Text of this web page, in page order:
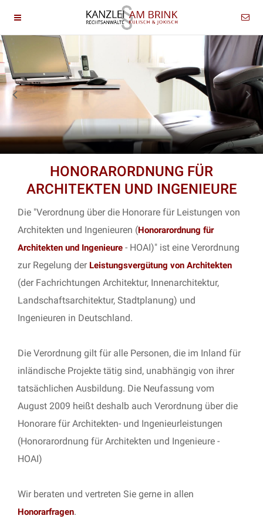
HONORARORDNUNG FÜR
ARCHITEKTEN UND INGENIEURE
Die "Verordnung über die Honorare für Leistungen von
Architekten und Ingenieuren (Honorarordnung für
Architekten und Ingenieure - HOAI)" ist eine Verordnung
zur Regelung der Leistungsvergütung von Architekten
(der Fachrichtungen Architektur, Innenarchitektur,
Landschaftsarchitektur, Stadtplanung) und
Ingenieuren in Deutschland.
Die Verordnung gilt für alle Personen, die im Inland für
inländische Projekte tätig sind, unabhängig von ihrer
tatsächlichen Ausbildung. Die Neufassung vom
August 2009 heißt deshalb auch Verordnung über die
Honorare für Architekten- und Ingenieurleistungen
(Honorarordnung für Architekten und Ingenieure -
HOAI)
Wir beraten und vertreten Sie gerne in allen
Honorarfragen.